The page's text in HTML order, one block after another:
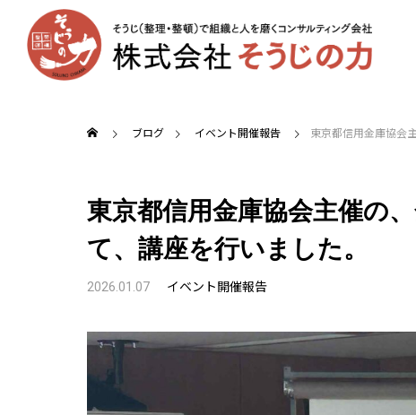
ブログ イベント開催報告 東京都信用金庫協会
東京都信用金庫協会主催の
て、講座を行いました。
2026.01.07 イベント開催報告